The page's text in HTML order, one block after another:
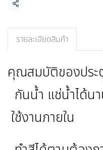
แชร์
รายละเอียดสินค้า
คุณสมบัติของประ
กันน้ำ แช่น้ำได้น
ใช้งานภายใน